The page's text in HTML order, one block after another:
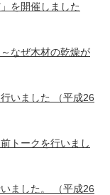
を開催しました
なぜ木材の乾燥が
いました
（平成26
トークを行いまし
ました。
（平成26